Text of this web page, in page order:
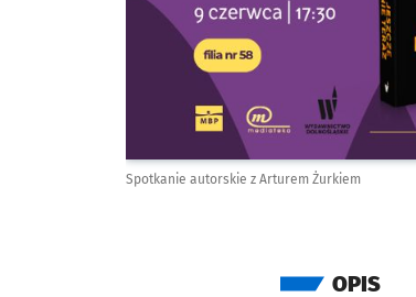
Spotkanie autorskie z Arturem Żurkiem
OPIS